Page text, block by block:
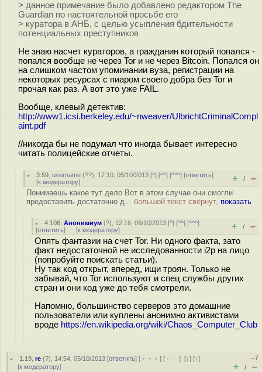
> данное примечание было добавлено редактором The
Guardian по настоятельной просьбе его
> куратора в АНБ, с целью усыпления бдительности
потенциальных преступников
Не знаю насчет кураторов, а гражданин который попался -
попался вообще не через Tor и не через Bitcoin. Попался он
на слишком частом упоминании вуза, регистрации на
некоторых ресурсах с пиаром своего добра без Tor и
прочая как раз. А вот это уже FAIL.
Вообще, клевый детектив:
http://www1.icsi.berkeley.edu/~nweaver/UlbrichtCriminalCompl
aint.pdf
//никогда бы не подумал что иногда бывает интересно
читать полицейские отчеты.
3.59 ,username (??), 17:10, 05/10/2013 [^] [^^] [^^^] [ответить]
[к модератору] + / –
Понимаешь какое тут дело Вот в этом случае они смогли
предоставить достаточно д... большой текст свёрнут, показать
4.106 ,Анонимиум (?), 12:16, 06/10/2013 [^] [^^] [^^^]
[ответить] [к модератору] + / –
Опять фантазии на счет Tor. Ни одного факта, зато
факт недостаточной не исследованности i2p на лицо
(попробуйте поискать статьи).
Ну так код открыт, вперед, ищи троян. Только не
забывай, что Tor используют и спец службы других
стран и они код уже до тебя смотрели.
Напомню, большинство серверов это домашние
пользователи или куплены анонимно активистами
вроде https://en.wikipedia.org/wiki/Chaos_Computer_Club
1.19 ,re (?), 14:54, 05/10/2013 [ответить] [ ﹢﹢﹢] [ · · ·][↓] [↑]
[к модератору]
–7
+ / –